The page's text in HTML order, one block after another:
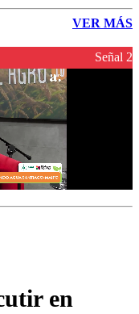
VER MÁS
Señal 2
en